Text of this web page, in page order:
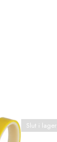
Slut i lager